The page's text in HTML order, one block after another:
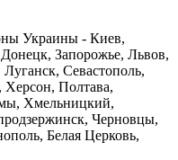
Украины - Киев,
Запорожье, Львов,
Севастополь,
Полтава,
Хмельницкий,
Черновцы,
Белая Церковь,